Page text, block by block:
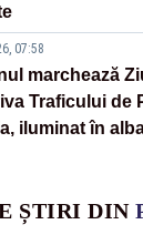
07:58
marchează
Traficului de
iluminat în
ȘTIRI DIN